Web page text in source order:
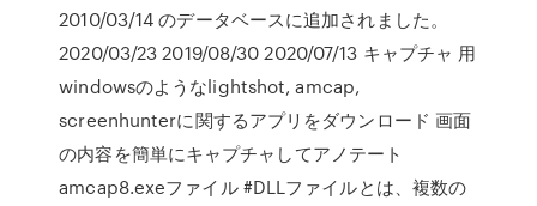
2010/03/14 のデータベースに追加されました。
2020/03/23 2019/08/30 2020/07/13 キャプチャ 用
windowsのようなlightshot, amcap,
screenhunterに関するアプリをダウンロード 画面
の内容を簡単にキャプチャしてアノテート
amcap8.exeファイル #DLLファイルとは、複数の